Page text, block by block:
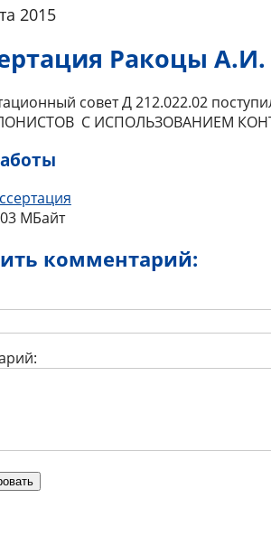
2015
Ракоцы А.И.
совет Д 212.022.02
С ИСПОЛЬЗОВАНИЕМ
МБайт
комментарий: